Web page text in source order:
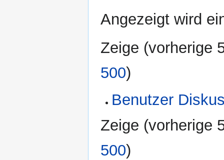
Angezeigt wird
Zeige (vorherige
500)
Benutzer
Zeige (vorherige
500)